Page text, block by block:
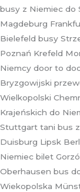
busy z Niemiec do
Magdeburg
Bielefeld busy
Poznań Krefeld
Niemcy door to
Bryzgowijski
Wielkopolski
Krajeńskich do
Stuttgart tani bus
Duisburg Lipsk
Niemiec bilet
Oberhausen bus
Wiekopolska